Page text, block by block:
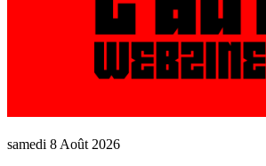
samedi 8 Août 2026